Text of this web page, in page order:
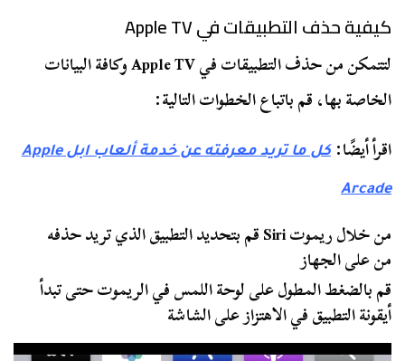
كيفية حذف التطبيقات في Apple TV
لتتمكن من حذف التطبيقات في Apple TV وكافة البيانات
الخاصة بها، قم باتباع الخطوات التالية:
اقرأ أيضًا:
كل ما تريد معرفته عن خدمة ألعاب ابل Apple
Arcade
من خلال ريموت Siri قم بتحديد التطبيق الذي تريد حذفه
من على الجهاز
قم بالضغط المطول على لوحة اللمس في الريموت حتى تبدأ
أيقونة التطبيق في الاهتزاز على الشاشة